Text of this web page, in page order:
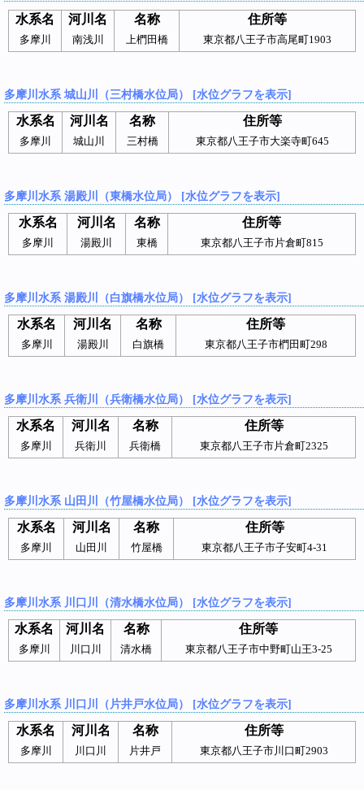
水系名 河川名 名称 住所等
多摩川 南浅川 上椚田橋 東京都八王子市高尾町1903
多摩川水系 城山川（三村橋水位局） [水位グラフを表示]
水系名 河川名 名称 住所等
多摩川 城山川 三村橋 東京都八王子市大楽寺町645
多摩川水系 湯殿川（東橋水位局） [水位グラフを表示]
水系名 河川名 名称 住所等
多摩川 湯殿川 東橋 東京都八王子市片倉町815
多摩川水系 湯殿川（白旗橋水位局） [水位グラフを表示]
水系名 河川名 名称 住所等
多摩川 湯殿川 白旗橋 東京都八王子市椚田町298
多摩川水系 兵衛川（兵衛橋水位局） [水位グラフを表示]
水系名 河川名 名称 住所等
多摩川 兵衛川 兵衛橋 東京都八王子市片倉町2325
多摩川水系 山田川（竹屋橋水位局） [水位グラフを表示]
水系名 河川名 名称 住所等
多摩川 山田川 竹屋橋 東京都八王子市子安町4-31
多摩川水系 川口川（清水橋水位局） [水位グラフを表示]
水系名 河川名 名称 住所等
多摩川 川口川 清水橋 東京都八王子市中野町山王3-25
多摩川水系 川口川（片井戸水位局） [水位グラフを表示]
水系名 河川名 名称 住所等
多摩川 川口川 片井戸 東京都八王子市川口町2903